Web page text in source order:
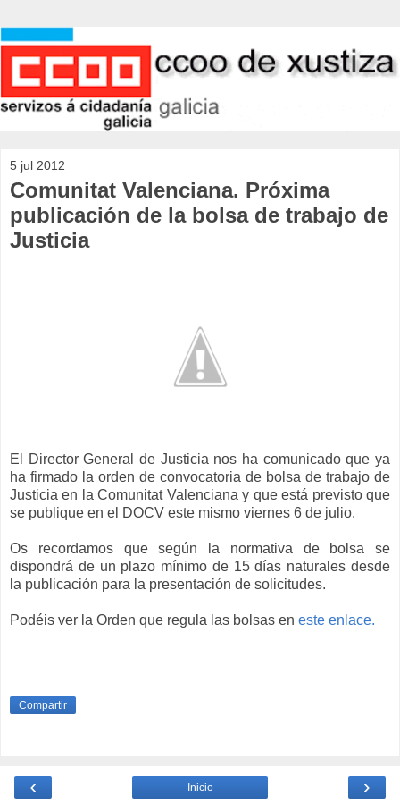
5 jul 2012
Comunitat Valenciana. Próxima
publicación de la bolsa de trabajo de
Justicia
El Director General de Justicia nos ha comunicado que ya
ha firmado la orden de convocatoria de bolsa de trabajo de
Justicia en la Comunitat Valenciana y que está previsto que
se publique en el DOCV este mismo viernes 6 de julio.
Os recordamos que según la normativa de bolsa se
dispondrá de un plazo mínimo de 15 días naturales desde
la publicación para la presentación de solicitudes.
Podéis ver la Orden que regula las bolsas en este enlace.
Compartir
‹ ›
Inicio